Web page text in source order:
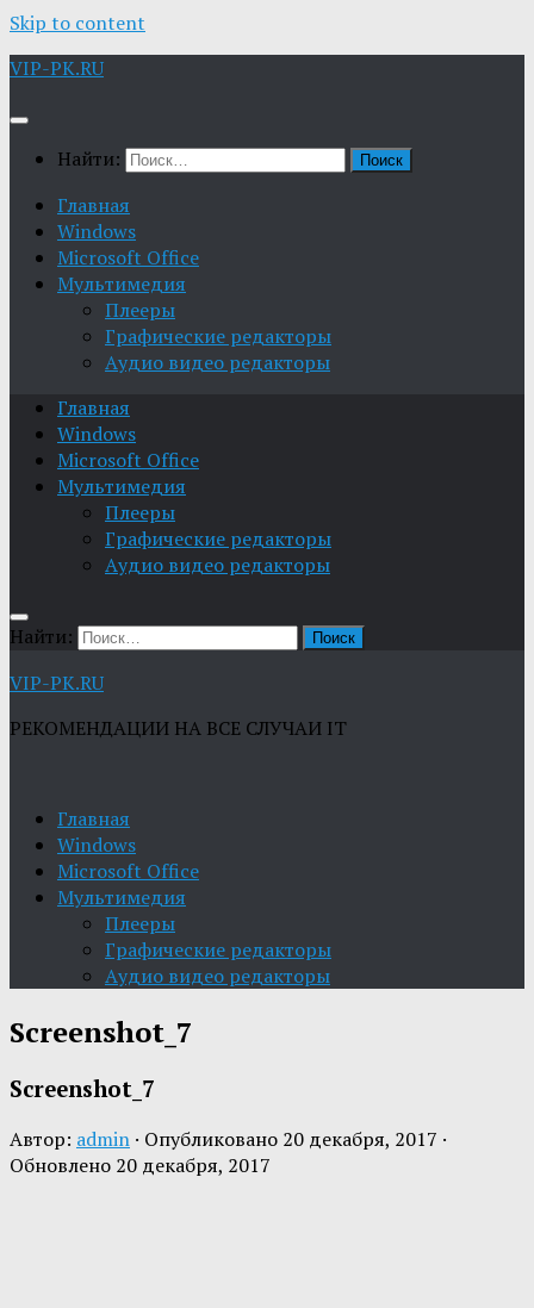
Skip to content
VIP-PK.RU
Найти:
Главная
Windows
Microsoft Office
Мультимедия
Плееры
Графические редакторы
Aудио видео редакторы
Главная
Windows
Microsoft Office
Мультимедия
Плееры
Графические редакторы
Aудио видео редакторы
Найти:
VIP-PK.RU
РЕКОМЕНДАЦИИ НА ВСЕ СЛУЧАИ IT
Главная
Windows
Microsoft Office
Мультимедия
Плееры
Графические редакторы
Aудио видео редакторы
Screenshot_7
Screenshot_7
Автор: admin · Опубликовано 20 декабря, 2017 ·
Обновлено 20 декабря, 2017